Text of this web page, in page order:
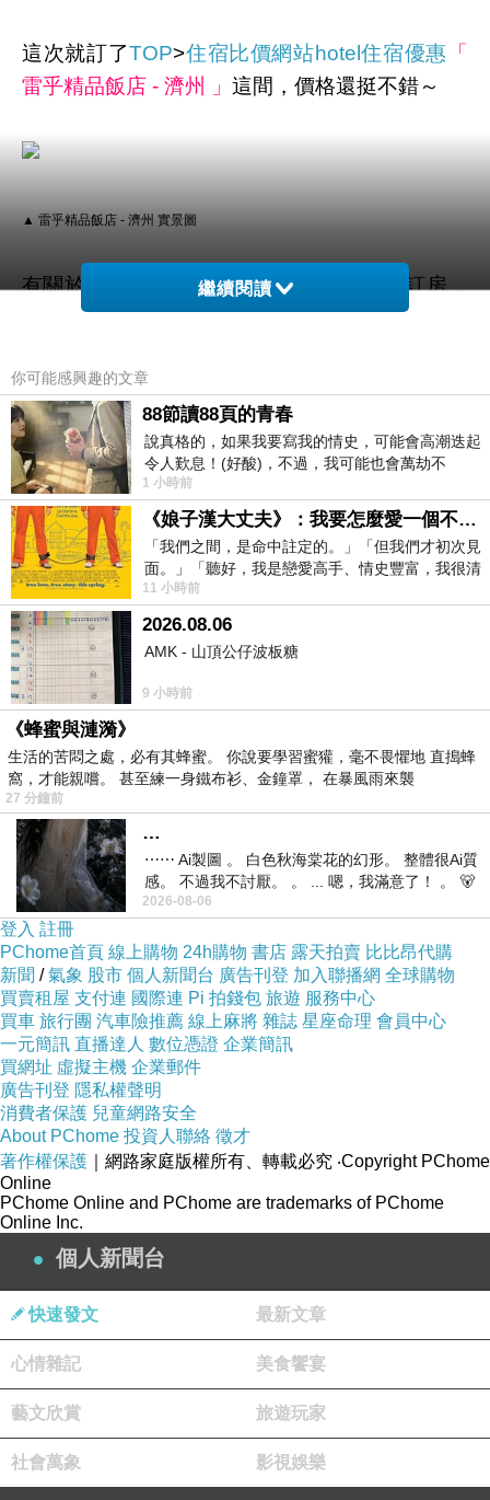
這次就訂了TOP>住宿比價網站hotel住宿優惠 「
雷乎精品飯店 - 濟州 」 這間，價格還挺不錯～
▲ 雷乎精品飯店 - 濟州 實景圖
有關於 民宿優惠碼預訂折扣住宿民宿預訂
訂房，
我個人建議是
決定哪家以後快點下訂！
像這次的話上網找了一下雷乎精品飯店 - 濟州的
評價還不差～
就儘快衝下去！以免到時候訂不到就哭哭了(尤其
是旅遊旺季更要酒店預定 注意)
而且在HOTELS.COM訂的話訂貴了還能退價
差！沒在怕的！（這點超棒！）
另外我有找到一些 優惠折扣碼！
可能剛好適用喔！請多加利用！
有關 雷乎精品飯店 - 濟州 的房間介紹在下面
如果有興趣 限時到這附近玩的，不妨可以看看！
↓↓↓保證最便宜！定貴退價差↓↓↓
雷乎精品飯店 - 濟州
主要設施
31 間禁煙客房
餐廳
供應早餐
24 小時櫃台服務
空調
每日客房清潔服務
行李寄存
繼續閱讀
你可能感興趣的文章
88節讀88頁的青春
說真格的，如果我要寫我的情史，可能會高潮迭起
令人歎息！(好酸)，不過，我可能也會萬劫不
復...，每天跪鍵盤還是被判了花心的罪
1 小時前
《娘子漢大丈夫》：我要怎麼愛一個不存在的人？
「我們之間，是命中註定的。」「但我們才初次見
面。」「聽好，我是戀愛高手、情史豐富，我很清
楚這種感覺，你我之間的那種感覺，現
11 小時前
2026.08.06
AMK - 山頂公仔波板糖
9 小時前
《蜂蜜與漣漪》
生活的苦悶之處，必有其蜂蜜。 你說要學習蜜獾，毫不畏懼地 直搗蜂
窩，才能親嚐。 甚至練一身鐵布衫、金鐘罩， 在暴風雨來襲
27 分鐘前
…
⋯⋯ Ai製圖 。 白色秋海棠花的幻形。 整體很Ai質
感。 不過我不討厭。 。 ... 嗯，我滿意了！ 。 🐻
昨中
2026-08-06
登入 註冊
PChome首頁 線上購物 24h購物 書店 露天拍賣 比比昂代購
新聞 /氣象 股市 個人新聞台 廣告刊登 加入聯播網 全球購物
買賣租屋 支付連 國際連 Pi 拍錢包 旅遊 服務中心
買車 旅行團 汽車險推薦 線上麻將 雜誌 星座命理 會員中心
一元簡訊 直播達人 數位憑證 企業簡訊
買網址 虛擬主機 企業郵件
廣告刊登 隱私權聲明
消費者保護 兒童網路安全
About PChome 投資人聯絡 徵才
著作權保護 ｜網路家庭版權所有、轉載必究 ‧Copyright PChome
Online
PChome Online and PChome are trademarks of PChome
Online Inc.
個人新聞台
快速發文 最新文章
心情雜記 美食饗宴
藝文欣賞 旅遊玩家
社會萬象 影視娛樂